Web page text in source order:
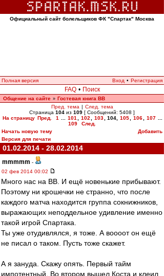
Официальный сайт болельщиков ФК "Спартак" Москва
Полная версия Вход • Регистрация
FAQ • Поиск
Общение на сайте » Гостевая книга ВВ
Пред. тема | След. тема
Страница 104 из 109 [ Сообщений: 5408 ]
На страницу Пред. 1 101 102 103 104, 105 106 107
109
След.
Начать новую тему
Добавить
Версия для печати
01.02.2014 - 28.02.2014
mmmmm -
02 фев 2014 00:02
Много нас на ВВ. И ещё новенькие прибывают.
Поэтому ни крошечки не странно, что после
каждого матча находится группа сокнижников,
выражающих неподдельное удивление именно
такой игрой Спартака.
Ты уже отудивлялся, я тоже. А воооот он ещё
не писал о таком. Пусть тоже скажет.
А я зануда. Скажу опять. Первый тайм
импотентный. Во втором вышел Коста и клеил